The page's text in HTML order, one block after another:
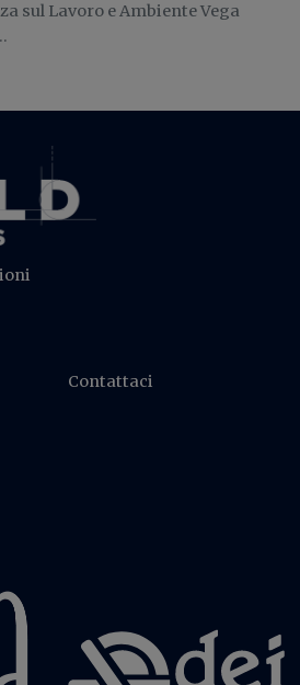
sul Lavoro e Ambiente Vega
Contattaci